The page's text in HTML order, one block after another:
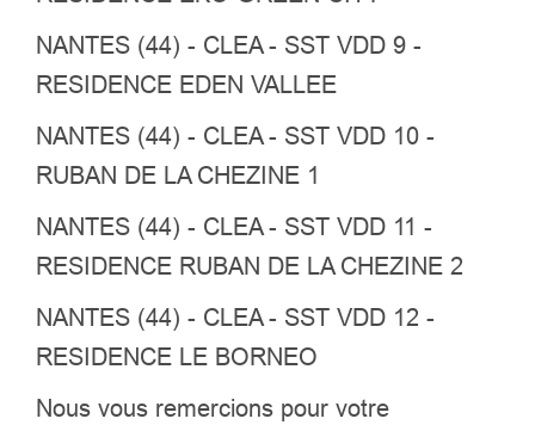
NANTES (44) - CLEA - SST VDD 9 -
RESIDENCE EDEN VALLEE
NANTES (44) - CLEA - SST VDD 10 -
RUBAN DE LA CHEZINE 1
NANTES (44) - CLEA - SST VDD 11 -
RESIDENCE RUBAN DE LA CHEZINE 2
NANTES (44) - CLEA - SST VDD 12 -
RESIDENCE LE BORNEO
Nous vous remercions pour votre